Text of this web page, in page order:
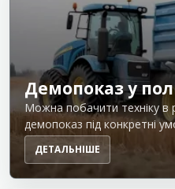
Демопоказ у
Можна побачити техніку в
демопоказ під конкретні
ДЕТАЛЬНІШЕ